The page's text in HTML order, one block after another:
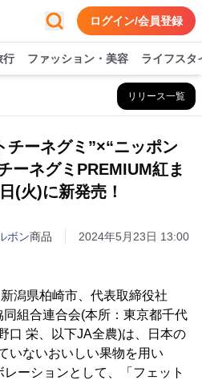
ログイン/会員登録
行 ファッション・美容 ライフスタ
リリース一覧
チーネグミ”×“ニッポン
ーネグミPREMIUM紅ま
(火)に新発売！
ボン商品 2024年5月23日 13:00
潟県柏崎市、代表取締役社
組合連合会(本所：東京都千代
口 栄、以下JA全農)は、日本の
いないおいしい果物を用い
レーションとして、「フェット